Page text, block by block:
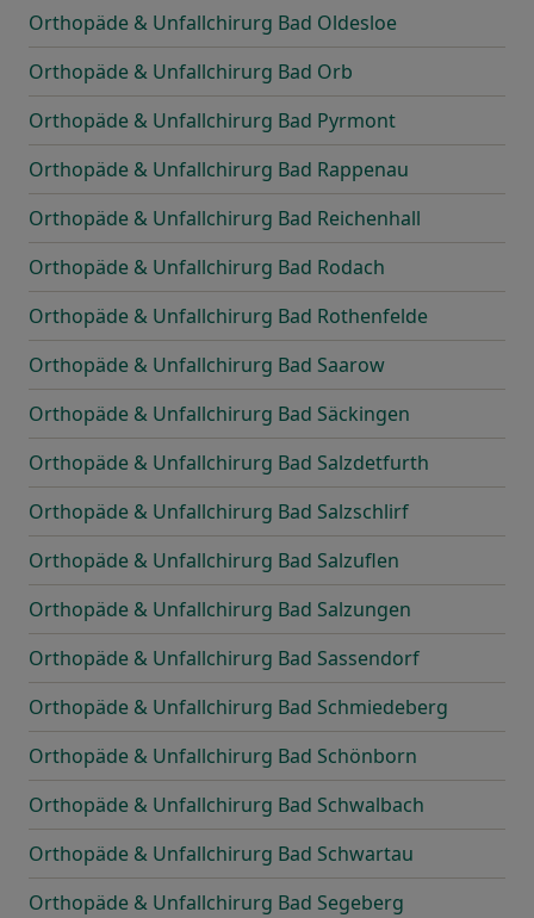
Orthopäde & Unfallchirurg Bad Oldesloe
Orthopäde & Unfallchirurg Bad Orb
Orthopäde & Unfallchirurg Bad Pyrmont
Orthopäde & Unfallchirurg Bad Rappenau
Orthopäde & Unfallchirurg Bad Reichenhall
Orthopäde & Unfallchirurg Bad Rodach
Orthopäde & Unfallchirurg Bad Rothenfelde
Orthopäde & Unfallchirurg Bad Saarow
Orthopäde & Unfallchirurg Bad Säckingen
Orthopäde & Unfallchirurg Bad Salzdetfurth
Orthopäde & Unfallchirurg Bad Salzschlirf
Orthopäde & Unfallchirurg Bad Salzuflen
Orthopäde & Unfallchirurg Bad Salzungen
Orthopäde & Unfallchirurg Bad Sassendorf
Orthopäde & Unfallchirurg Bad Schmiedeberg
Orthopäde & Unfallchirurg Bad Schönborn
Orthopäde & Unfallchirurg Bad Schwalbach
Orthopäde & Unfallchirurg Bad Schwartau
Orthopäde & Unfallchirurg Bad Segeberg